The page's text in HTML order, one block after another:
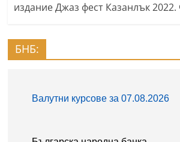
издание Джаз фест Казанлък
БНБ: